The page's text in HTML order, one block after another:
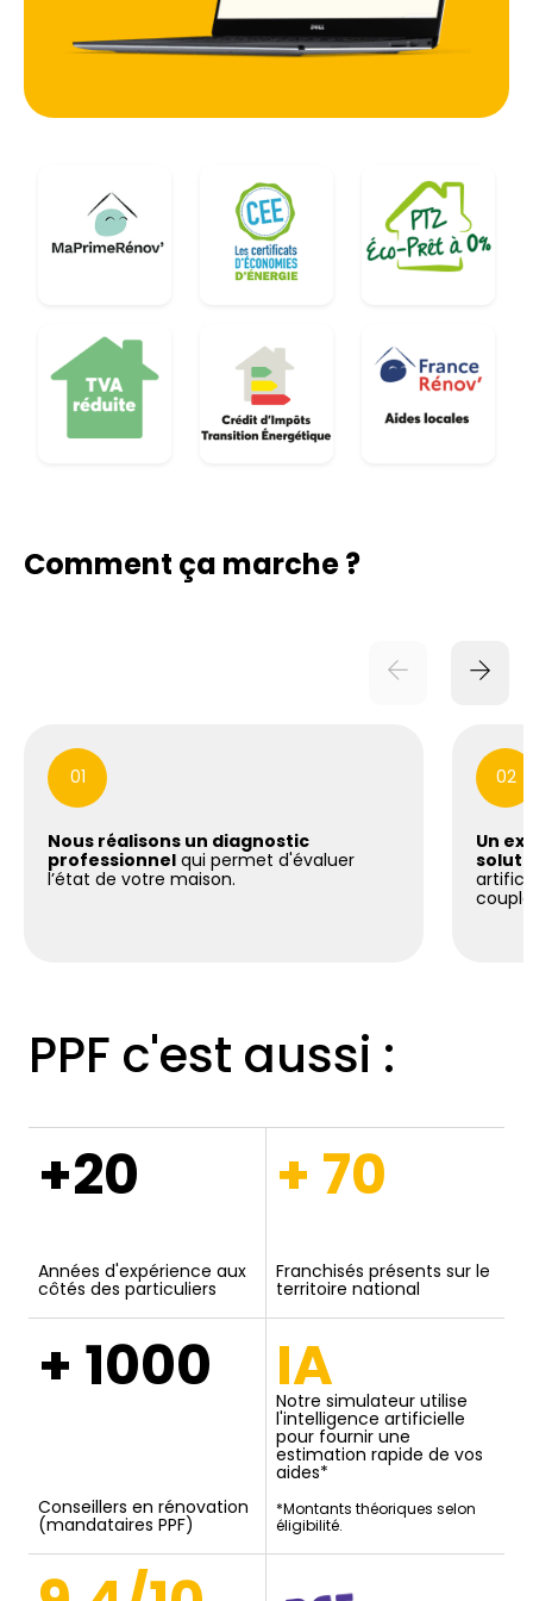
Comment ça marche ?
01
Nous réalisons un diagnostic
professionnel qui permet d'évaluer
l’état de votre maison.
02
Un
PPF c'est aussi :
+20
Années d'expérience aux
côtés des particuliers
+ 70
Franchisés présents sur le
territoire national
+ 1000
Conseillers en rénovation
(mandataires PPF)
IA
Notre simulateur utilise
l'intelligence artificielle
pour fournir une
estimation rapide de vos
aides*
*Montants théoriques selon
éligibilité.